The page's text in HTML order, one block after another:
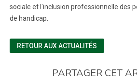
sociale et l'inclusion professionnelle des
de handicap.
RETOUR AUX ACTUALITÉS
PARTAGER CET